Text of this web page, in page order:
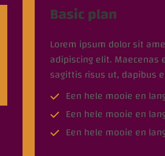
Basic plan
Lorem ipsum dolor sit
adipiscing elit. Maecenas
sagittis risus ut, dapibus
Een hele mooie en
Een hele mooie en
Een hele mooie en